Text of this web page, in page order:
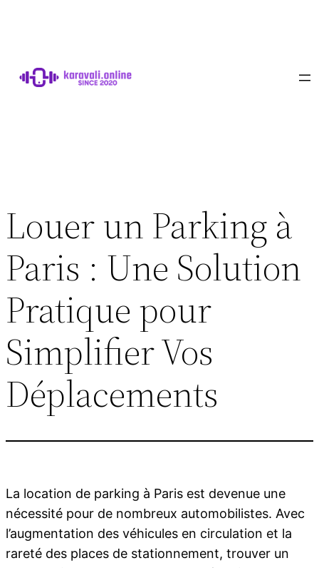
Louer un Parking à
Paris : Une Solution
Pratique pour
Simplifier Vos
Déplacements
La location de parking à Paris est devenue une
nécessité pour de nombreux automobilistes. Avec
l’augmentation des véhicules en circulation et la
rareté des places de stationnement, trouver un